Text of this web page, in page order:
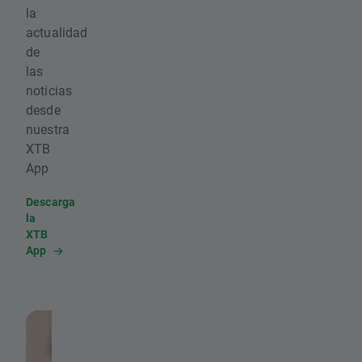
la
actualidad
de
las
noticias
desde
nuestra
XTB
App
Descarga
la
XTB
App